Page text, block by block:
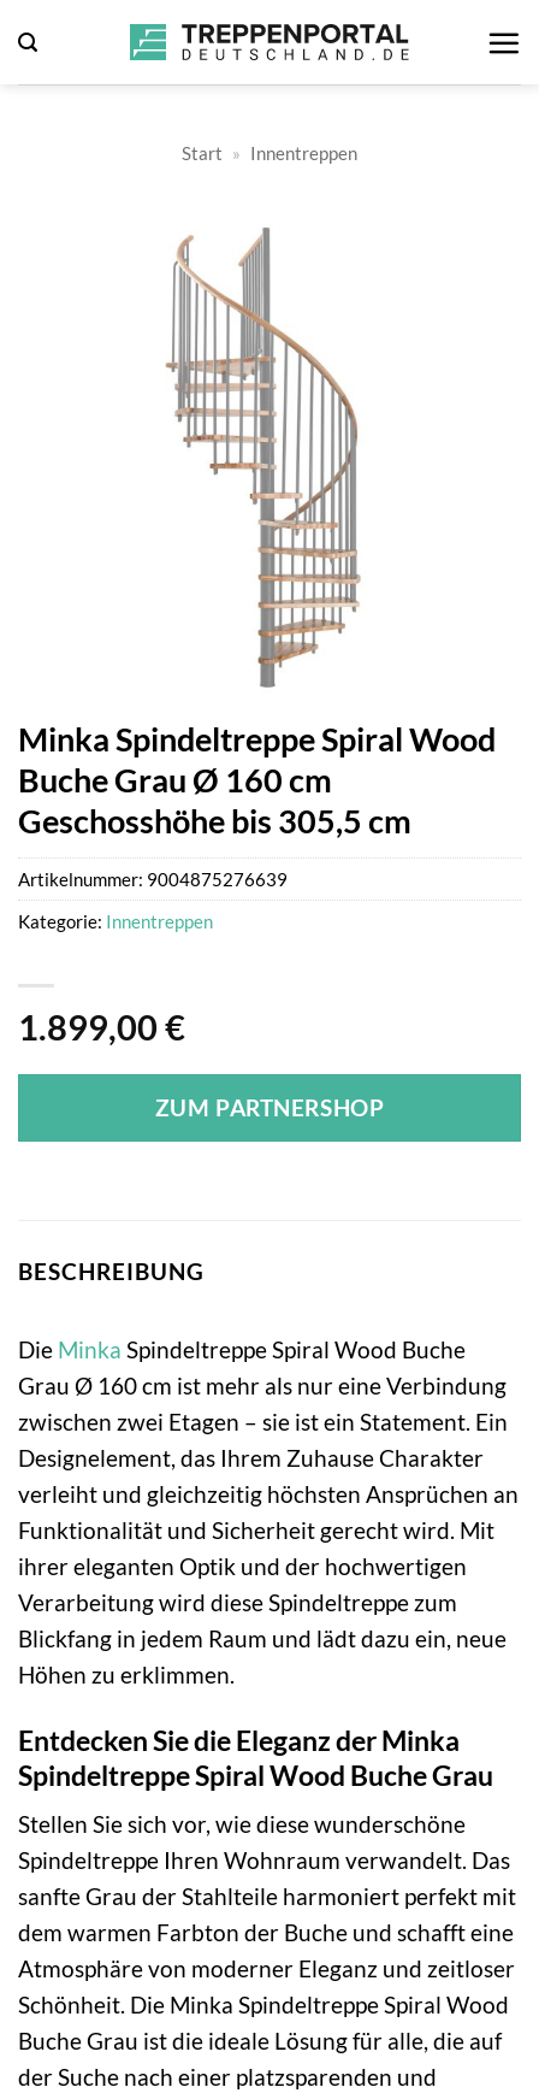
Inhalt
springen
Start » Innentreppen
Minka Spindeltreppe Spiral Wood
Buche Grau Ø 160 cm
Geschosshöhe bis 305,5 cm
1.899,00 €
ZUM PARTNERSHOP
Artikelnummer: 9004875276639
Kategorie: Innentreppen
BESCHREIBUNG
Die Minka Spindeltreppe Spiral Wood Buche
Grau Ø 160 cm ist mehr als nur eine Verbindung
zwischen zwei Etagen – sie ist ein Statement. Ein
Designelement, das Ihrem Zuhause Charakter
verleiht und gleichzeitig höchsten Ansprüchen an
Funktionalität und Sicherheit gerecht wird. Mit
ihrer eleganten Optik und der hochwertigen
Verarbeitung wird diese Spindeltreppe zum
Blickfang in jedem Raum und lädt dazu ein, neue
Höhen zu erklimmen.
Entdecken Sie die Eleganz der Minka
Spindeltreppe Spiral Wood Buche Grau
Stellen Sie sich vor, wie diese wunderschöne
Spindeltreppe Ihren Wohnraum verwandelt. Das
sanfte Grau der Stahlteile harmoniert perfekt mit
dem warmen Farbton der Buche und schafft eine
Atmosphäre von moderner Eleganz und zeitloser
Schönheit. Die Minka Spindeltreppe Spiral Wood
Buche Grau ist die ideale Lösung für alle, die auf
der Suche nach einer platzsparenden und